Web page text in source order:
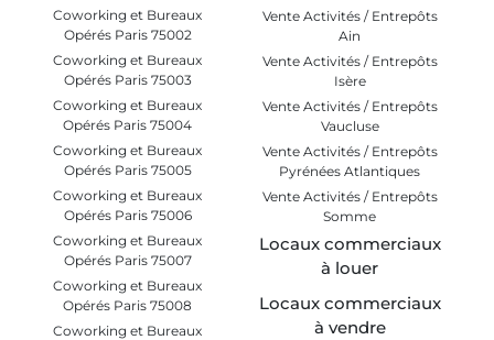
Coworking et Bureaux
Opérés Paris 75002
Coworking et Bureaux
Opérés Paris 75003
Coworking et Bureaux
Opérés Paris 75004
Coworking et Bureaux
Opérés Paris 75005
Coworking et Bureaux
Opérés Paris 75006
Coworking et Bureaux
Opérés Paris 75007
Coworking et Bureaux
Opérés Paris 75008
Coworking et Bureaux
Vente Activités / Entrepôts
Ain
Vente Activités / Entrepôts
Isère
Vente Activités / Entrepôts
Vaucluse
Vente Activités / Entrepôts
Pyrénées Atlantiques
Vente Activités / Entrepôts
Somme
Locaux commerciaux
à louer
Locaux commerciaux
à vendre